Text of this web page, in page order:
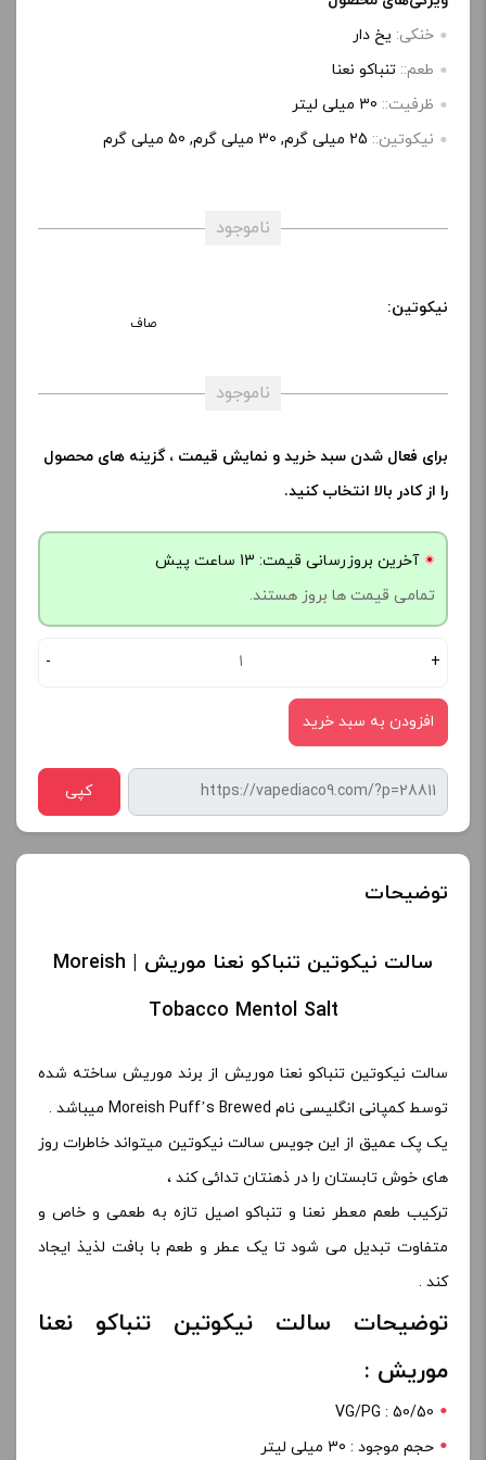
خنکی: یخ دار
طعم:: تنباکو نعنا
ظرفیت:: 30 میلی‌ لیتر
نیکوتین:: 25 میلی گرم, 30 میلی گرم, 50 میلی گرم
ناموجود
نیکوتین:
صاف
ناموجود
برای فعال شدن سبد خرید و نمایش قیمت ، گزینه های محصول
را از کادر بالا انتخاب کنید.
آخرین بروزرسانی قیمت: 13 ساعت پیش
تمامی قیمت ها بروز هستند.
- +
افزودن به سبد خرید
کپی
توضیحات
سالت نیکوتین تنباکو نعنا موریش | Moreish
Tobacco Mentol Salt
سالت نیکوتین تنباکو نعنا موریش از برند موریش ساخته شده
توسط کمپانی انگلیسی نام Moreish Puff’s Brewed میباشد .
یک پک عمیق از این جویس سالت نیکوتین میتواند خاطرات روز
های خوش تابستان را در ذهنتان تدائی کند ،
ترکیب طعم معطر نعنا و تنباکو اصیل تازه به طعمی و خاص و
متفاوت تبدیل می شود تا یک عطر و طعم با بافت لذیذ ایجاد
کند .
توضیحات سالت نیکوتین تنباکو نعنا
موریش :
VG/PG : 50/50
حجم موجود : 30 میلی لیتر